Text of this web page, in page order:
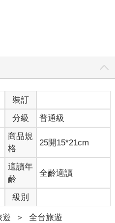
裝訂
分級 普通級
商品規
格
25開15*21cm
適讀年
齡
全齡適讀
級別
遊 ＞ 全台旅遊